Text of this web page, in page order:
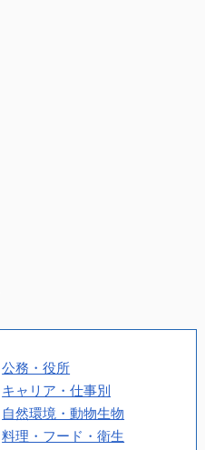
公務・役所
キャリア・仕事別
自然環境・動物生物
料理・フード・衛生